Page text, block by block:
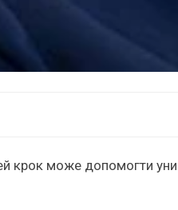
крок може допомогти